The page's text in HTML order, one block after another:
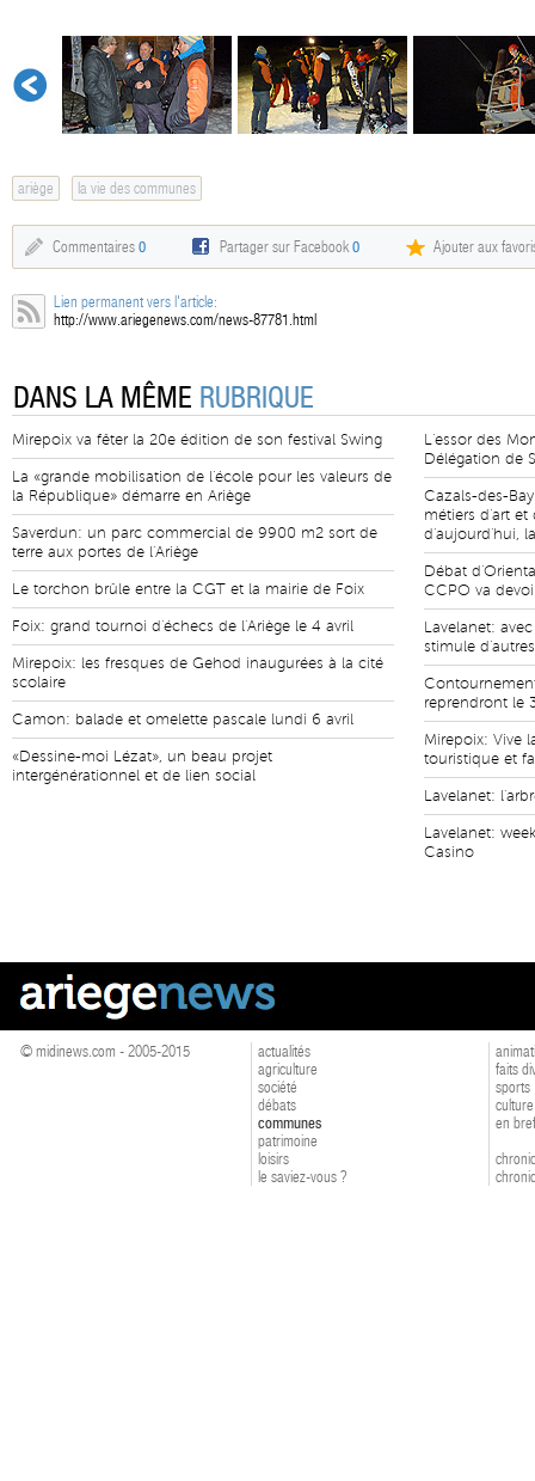
ariège la vie des communes
Commentaires 0 Partager sur Facebook0 Ajouter aux
Lien permanent vers l'article:
http://www.ariegenews.com/news-87781.html
DANS LA MÊME RUBRIQUE
Mirepoix va fêter la 20e édition de son festival Swing
La «grande mobilisation de l'école pour les valeurs de
la République» démarre en Ariège
Saverdun: un parc commercial de 9900 m2 sort de
terre aux portes de l'Ariège
Le torchon brûle entre la CGT et la mairie de Foix
Foix: grand tournoi d'échecs de l'Ariège le 4 avril
Mirepoix: les fresques de Gehod inaugurées à la cité
scolaire
Camon: balade et omelette pascale lundi 6 avril
«Dessine-moi Lézat», un beau projet
intergénérationnel et de lien social
L'essor des
Délégation de
Cazals-des-
métiers d'art et
d'aujourd'hui,
Débat
CCPO va
Lavelanet:
stimule
reprendront le
Mirepoix: Vive
touristique et
Lavelanet:
Lavelanet:
Casino
© midinews.com - 2005-2015
actualités
agriculture
société
débats
communes
patrimoine
loisirs
le saviez-vous ?
faits
sports
culture
en bref